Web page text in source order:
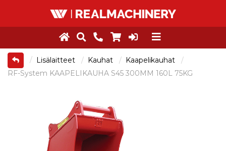
Lisälaitteet Kauhat
Kaapelikauhat
RF-System KAAPELIKAUHA S45 300MM 160L 75KG